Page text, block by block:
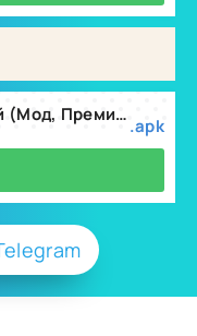
MyFitnessPal: Счетчик калорий (Мод, Премиум подписка) v26.30.0.apk